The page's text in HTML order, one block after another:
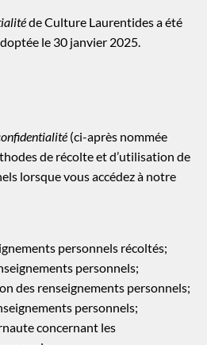
de Culture Laurentides a été
le 30 janvier 2025.
(ci-après nommée
de récolte et d’utilisation de
lorsque vous accédez à notre
personnels récoltés;
personnels;
des renseignements personnels;
personnels;
concernant les